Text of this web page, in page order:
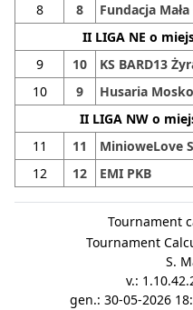
8
8 Fundacja
II LIGA NE o
9
10 KS BARD13
10
9 Husaria
II LIGA NW o
11
11 MinioweLove
12
12 EMI PKB
Tournament
Tournament
S.
v.:
gen.: 30-05-2026